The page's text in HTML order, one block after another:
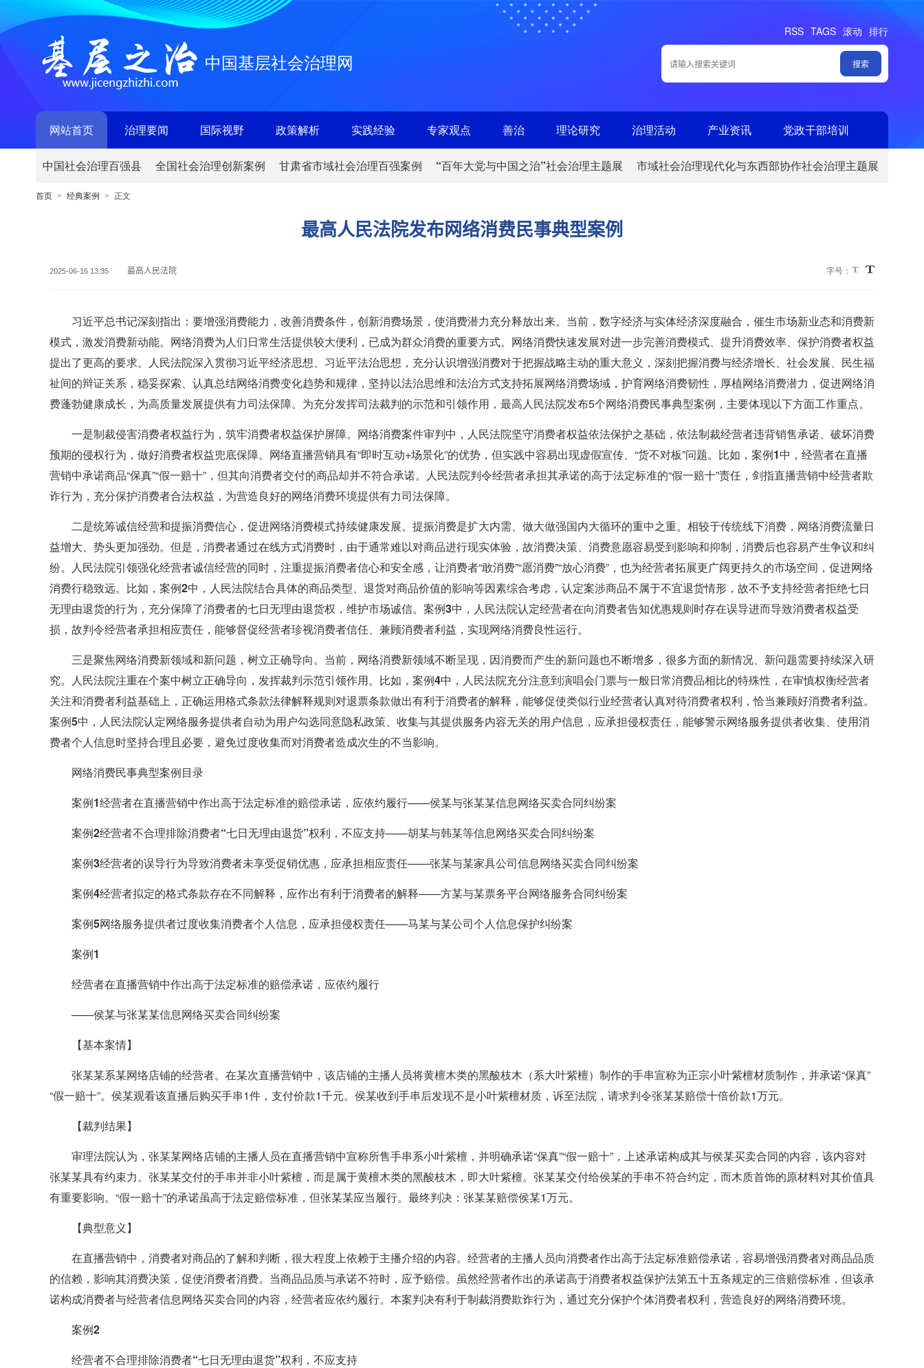
RSS TAGS 滚动 排行
中国基层社会治理网
网站首页 治理要闻 国际视野 政策解析 实践经验 专家观点 善治 理论研究 治理活动 产业资讯 党政干部培训
中国社会治理百强县 全国社会治理创新案例 甘肃省市域社会治理百强案例 “百年大党与中国之治”社会治理主题展 市域社会治理现代化与东西部协作社会治理主题展
首页 > 经典案例 > 正文
最高人民法院发布网络消费民事典型案例
2025-06-16 13:35 最高人民法院 字号：
习近平总书记深刻指出：要增强消费能力，改善消费条件，创新消费场景，使消费潜力充分释放出来。当前，数字经济与实体经济深度融合，催生市场新业态和消费新
模式，激发消费新动能。网络消费为人们日常生活提供较大便利，已成为群众消费的重要方式。网络消费快速发展对进一步完善消费模式、提升消费效率、保护消费者权益
提出了更高的要求。人民法院深入贯彻习近平经济思想、习近平法治思想，充分认识增强消费对于把握战略主动的重大意义，深刻把握消费与经济增长、社会发展、民生福
祉间的辩证关系，稳妥探索、认真总结网络消费变化趋势和规律，坚持以法治思维和法治方式支持拓展网络消费场域，护育网络消费韧性，厚植网络消费潜力，促进网络消
费蓬勃健康成长，为高质量发展提供有力司法保障。为充分发挥司法裁判的示范和引领作用，最高人民法院发布5个网络消费民事典型案例，主要体现以下方面工作重点。
一是制裁侵害消费者权益行为，筑牢消费者权益保护屏障。 网络消费案件审判中，人民法院坚守消费者权益依法保护之基础，依法制裁经营者违背销售承诺、破坏消费
预期的侵权行为，做好消费者权益兜底保障。网络直播营销具有“即时互动+场景化”的优势，但实践中容易出现虚假宣传、“货不对板”问题。比如， 案例1中， 经营者在直播
营销中承诺商品“保真”“假一赔十”，但其向消费者交付的商品却并不符合承诺。人民法院判令经营者承担其承诺的高于法定标准的“假一赔十”责任，剑指直播营销中经营者欺
诈行为，充分保护消费者合法权益，为营造良好的网络消费环境提供有力司法保障。
二是统筹诚信经营和提振消费信心，促进网络消费模式持续健康发展。 提振消费是扩大内需、做大做强国内大循环的重中之重。相较于传统线下消费，网络消费流量日
益增大、势头更加强劲。但是，消费者通过在线方式消费时，由于通常难以对商品进行现实体验，故消费决策、消费意愿容易受到影响和抑制，消费后也容易产生争议和纠
纷。人民法院引领强化经营者诚信经营的同时，注重提振消费者信心和安全感，让消费者“敢消费”“愿消费”“放心消费”，也为经营者拓展更广阔更持久的市场空间，促进网络
消费行稳致远。比如， 案例2中， 人民法院结合具体的商品类型、退货对商品价值的影响等因素综合考虑，认定案涉商品不属于不宜退货情形，故不予支持经营者拒绝七日
无理由退货的行为，充分保障了消费者的七日无理由退货权，维护市场诚信。 案例3中， 人民法院认定经营者在向消费者告知优惠规则时存在误导进而导致消费者权益受
损，故判令经营者承担相应责任，能够督促经营者珍视消费者信任、兼顾消费者利益，实现网络消费良性运行。
三是聚焦网络消费新领域和新问题，树立正确导向。 当前，网络消费新领域不断呈现，因消费而产生的新问题也不断增多，很多方面的新情况、新问题需要持续深入研
究。人民法院注重在个案中树立正确导向，发挥裁判示范引领作用。比如， 案例4中， 人民法院充分注意到演唱会门票与一般日常消费品相比的特殊性，在审慎权衡经营者
关注和消费者利益基础上，正确运用格式条款法律解释规则对退票条款做出有利于消费者的解释，能够促使类似行业经营者认真对待消费者权利，恰当兼顾好消费者利益。
案例5中， 人民法院认定网络服务提供者自动为用户勾选同意隐私政策、收集与其提供服务内容无关的用户信息，应承担侵权责任，能够警示网络服务提供者收集、使用消
费者个人信息时坚持合理且必要，避免过度收集而对消费者造成次生的不当影响。
网络消费民事典型案例目录
案例1经营者在直播营销中作出高于法定标准的赔偿承诺，应依约履行——侯某与张某某信息网络买卖合同纠纷案
案例2经营者不合理排除消费者“七日无理由退货”权利，不应支持——胡某与韩某等信息网络买卖合同纠纷案
案例3经营者的误导行为导致消费者未享受促销优惠，应承担相应责任——张某与某家具公司信息网络买卖合同纠纷案
案例4经营者拟定的格式条款存在不同解释，应作出有利于消费者的解释——方某与某票务平台网络服务合同纠纷案
案例5网络服务提供者过度收集消费者个人信息，应承担侵权责任——马某与某公司个人信息保护纠纷案
案例1
经营者在直播营销中作出高于法定标准的赔偿承诺，应依约履行
——侯某与张某某信息网络买卖合同纠纷案
【基本案情】
张某某系某网络店铺的经营者。在某次直播营销中，该店铺的主播人员将黄檀木类的黑酸枝木（系大叶紫檀）制作的手串宣称为正宗小叶紫檀材质制作，并承诺“保真”
“假一赔十”。侯某观看该直播后购买手串1件，支付价款1千元。侯某收到手串后发现不是小叶紫檀材质，诉至法院，请求判令张某某赔偿十倍价款1万元。
【裁判结果】
审理法院认为，张某某网络店铺的主播人员在直播营销中宣称所售手串系小叶紫檀，并明确承诺“保真”“假一赔十”，上述承诺构成其与侯某买卖合同的内容，该内容对
张某某具有约束力。张某某交付的手串并非小叶紫檀，而是属于黄檀木类的黑酸枝木，即大叶紫檀。张某某交付给侯某的手串不符合约定，而木质首饰的原材料对其价值具
有重要影响。“假一赔十”的承诺虽高于法定赔偿标准，但张某某应当履行。最终判决：张某某赔偿侯某1万元。
【典型意义】
在直播营销中，消费者对商品的了解和判断，很大程度上依赖于主播介绍的内容。经营者的主播人员向消费者作出高于法定标准赔偿承诺，容易增强消费者对商品品质
的信赖，影响其消费决策，促使消费者消费。当商品品质与承诺不符时，应予赔偿。虽然经营者作出的承诺高于消费者权益保护法第五十五条规定的三倍赔偿标准，但该承
诺构成消费者与经营者信息网络买卖合同的内容，经营者应依约履行。本案判决有利于制裁消费欺诈行为，通过充分保护个体消费者权利，营造良好的网络消费环境。
案例2
经营者不合理排除消费者“七日无理由退货”权利，不应支持